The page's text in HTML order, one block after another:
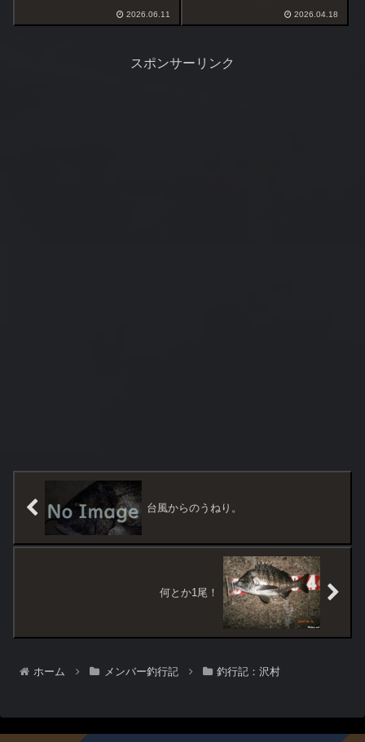
人がいる。根際狙いならメジナ
2026.06.11
更。今日は土曜日なので浅場の
護岸を選択、ここならうねりは
2026.04.18
スポンサーリンク
台風からのうねり。
何とか1尾！
ホーム メンバー釣行記 釣行記：沢村